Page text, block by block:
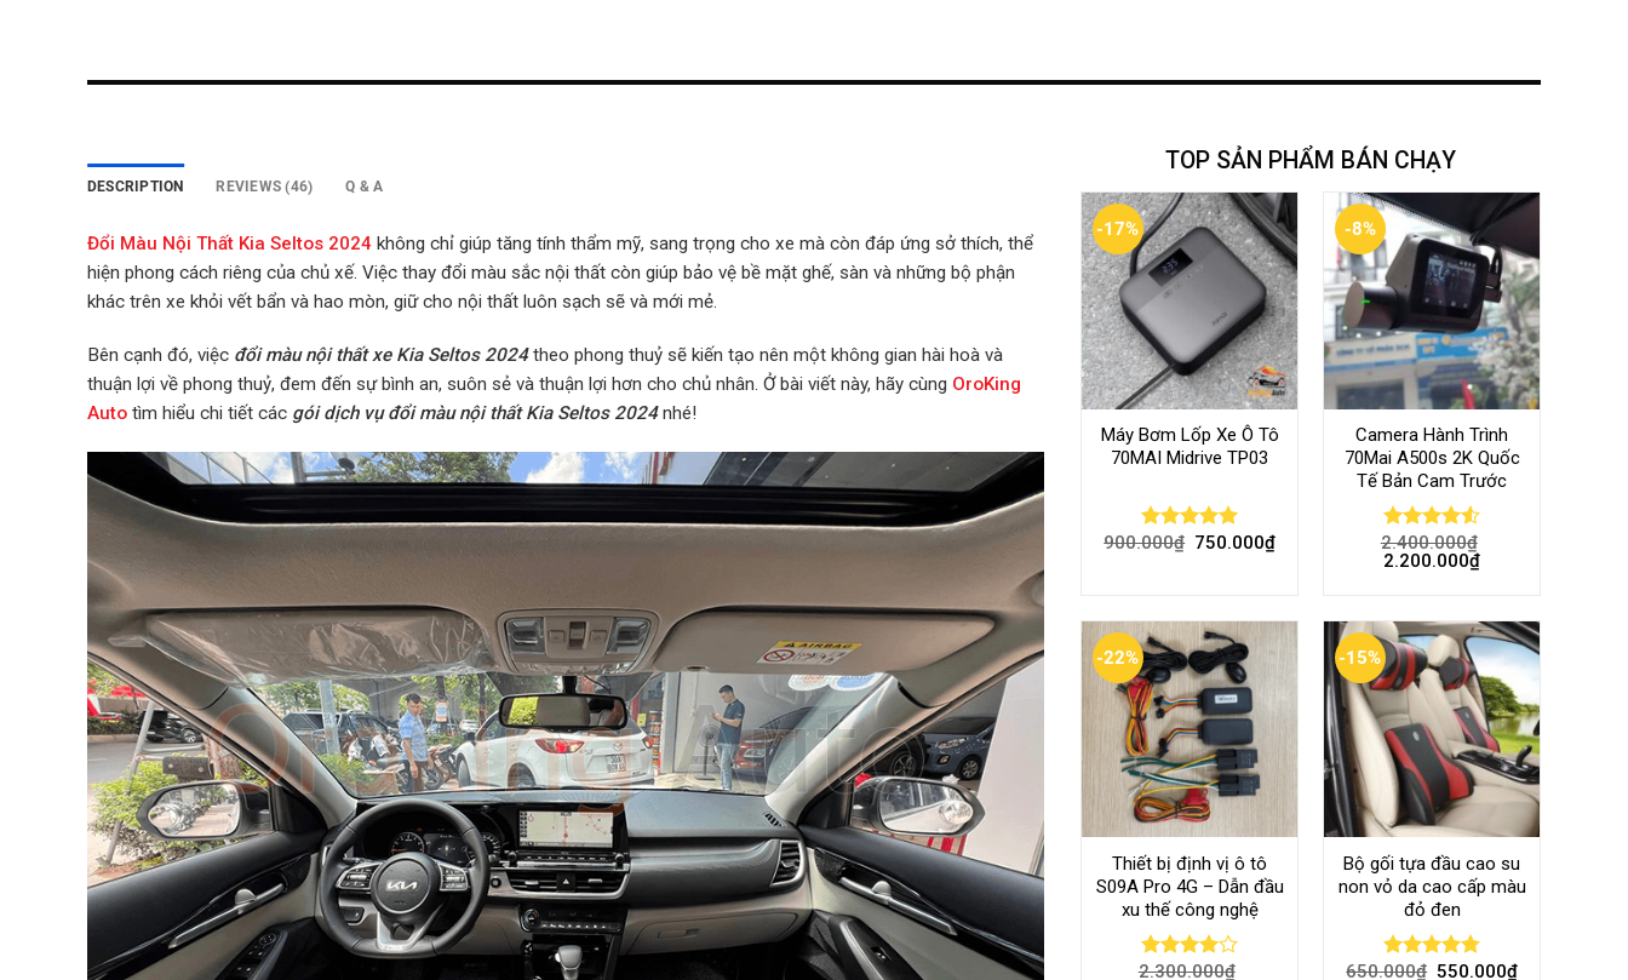
DESCRIPTION REVIEWS (46) Q & A
Đổi Màu Nội Thất Kia Seltos 2024 không chỉ giúp tăng tính thẩm mỹ, sang trọng cho xe mà còn đáp ứng sở thích, thể
hiện phong cách riêng của chủ xế. Việc thay đổi màu sắc nội thất còn giúp bảo vệ bề mặt ghế, sàn và những bộ phận
khác trên xe khỏi vết bẩn và hao mòn, giữ cho nội thất luôn sạch sẽ và mới mẻ.
Bên cạnh đó, việc đổi màu nội thất xe Kia Seltos 2024theo phong thuỷ sẽ kiến tạo nên một không gian hài hoà và
thuận lợi về phong thuỷ, đem đến sự bình an, suôn sẻ và thuận lợi hơn cho chủ nhân. Ở bài viết này, hãy cùng OroKing
Auto tìm hiểu chi tiết các gói dịch vụ đổi màu nội thất Kia Seltos 2024nhé!
TOP SẢN PHẨM BÁN CHẠY
-17%
Máy Bơm Lốp Xe Ô Tô
70MAI Midrive TP03
Rated 5.00
900.000₫ 750.000₫
-8%
Camera Hành Trình
70Mai A500s 2K Quốc
Tế Bản Cam Trước
Rated4.56
out of 5
2.400.000₫
2.200.000₫
-22%
Thiết bị định vị ô tô
S09A Pro 4G – Dẫn đầu
xu thế công nghệ
Rated
2.300.000₫
-15%
Bộ gối tựa đầu cao su
non vỏ da cao cấp màu
đỏ đen
Rated4.80
650.000₫ 550.000₫